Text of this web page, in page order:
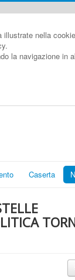
nella
la navigazione in
Caserta